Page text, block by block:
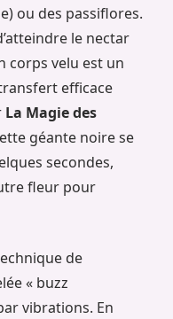
ou des passiflores.
le nectar
corps velu est un
efficace
La Magie des
géante noire se
secondes,
fleur pour
de
« buzz
vibrations. En